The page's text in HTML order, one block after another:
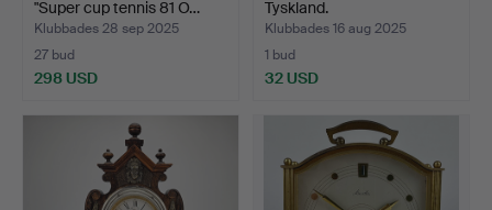
"Super cup tennis 81 O…
Klubbades 28 sep 2025
27 bud
298 USD
Tyskland.
Klubbades 16 aug 2025
1 bud
32 USD